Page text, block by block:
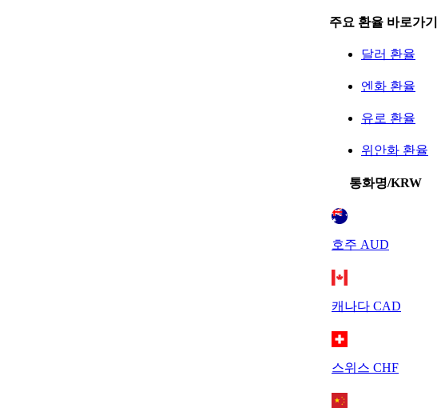
주요 환율 바로가기
달러 환율
엔화 환율
유로 환율
위안화 환율
통화명/KRW
호주 AUD
캐나다 CAD
스위스 CHF